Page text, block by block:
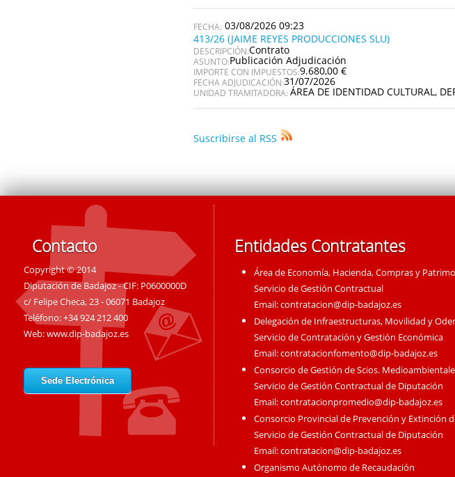
03/08/2026 09:23
413/26 (JAIME REYES PRODUCCIONES SLU)
DESCRIPCIÓN:Contrato
ASUNTO:Publicación Adjudicación
IMPORTE CON IMPUESTOS:9.680,00 €
FECHA ADJUDICACIÓN:31/07/2026
UNIDAD TRAMITADORA: ÁREA DE IDENTIDAD CULTURAL,
Suscribirse al RSS
Contacto
Copyright © 2014
Diputación de Badajoz - CIF: P0600000D
c/ Felipe Checa, 23 - 06071 Badajoz
Teléfono: +34 924 212 400
Web:www.dip-badajoz.es
Sede Electrónica
Entidades Contratantes
Área de Economía, Hacienda, Compras y
Servicio de Gestión Contractual
Email:contratacion@dip-badajoz.es
Delegación de Infraestructuras, Movilidad y
Servicio de Contratación y Gestión Económica
Email:contratacionfomento@dip-badajoz.es
Consorcio de Gestión de Scios.
Servicio de Gestión Contractual de Diputación
Email:contratacionpromedio@dip-badajoz.es
Consorcio Provincial de Prevención y Extinción
Servicio de Gestión Contractual de Diputación
Email:contratacion@dip-badajoz.es
Organismo Autónomo de Recaudación